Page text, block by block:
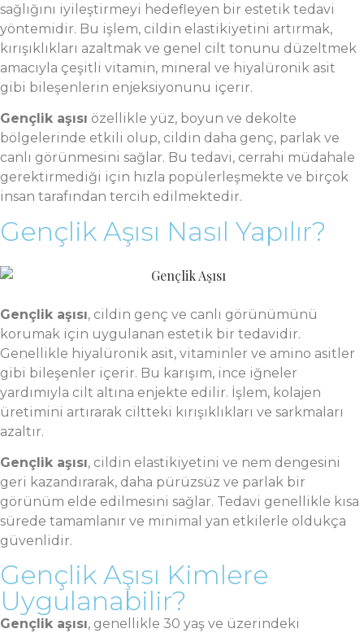
sağlığını iyileştirmeyi hedefleyen bir estetik tedavi
yöntemidir. Bu işlem, cildin elastikiyetini artırmak,
kırışıklıkları azaltmak ve genel cilt tonunu düzeltmek
amacıyla çeşitli vitamin, mineral ve hiyalüronik asit
gibi bileşenlerin enjeksiyonunu içerir.
Gençlik aşısı özellikle yüz, boyun ve dekolte
bölgelerinde etkili olup, cildin daha genç, parlak ve
canlı görünmesini sağlar. Bu tedavi, cerrahi müdahale
gerektirmediği için hızla popülerleşmekte ve birçok
insan tarafından tercih edilmektedir.
Gençlik Aşısı Nasıl Yapılır?
Gençlik aşısı, cildin genç ve canlı görünümünü
korumak için uygulanan estetik bir tedavidir.
Genellikle hiyalüronik asit, vitaminler ve amino asitler
gibi bileşenler içerir. Bu karışım, ince iğneler
yardımıyla cilt altına enjekte edilir. İşlem, kolajen
üretimini artırarak ciltteki kırışıklıkları ve sarkmaları
azaltır.
Gençlik aşısı, cildin elastikiyetini ve nem dengesini
geri kazandırarak, daha pürüzsüz ve parlak bir
görünüm elde edilmesini sağlar. Tedavi genellikle kısa
sürede tamamlanır ve minimal yan etkilerle oldukça
güvenlidir.
Gençlik Aşısı Kimlere
Uygulanabilir?
Gençlik aşısı, genellikle 30 yaş ve üzerindeki